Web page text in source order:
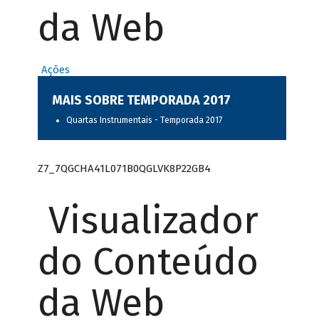
da Web
Ações
MAIS SOBRE TEMPORADA 2017
Quartas Instrumentais - Temporada 2017
Z7_7QGCHA41L071B0QGLVK8P22GB4
Visualizador
do Conteúdo
da Web